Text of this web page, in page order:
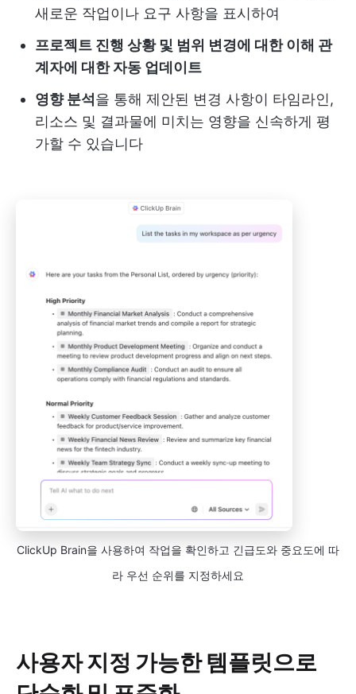
새로운 작업이나 요구 사항을 표시하여
프로젝트 진행 상황 및 범위 변경에 대한 이해 관
계자에 대한 자동 업데이트
영향 분석을 통해 제안된 변경 사항이 타임라인,
리소스 및 결과물에 미치는 영향을 신속하게 평
가할 수 있습니다
ClickUp Brain을 사용하여 작업을 확인하고 긴급도와 중요도에 따
라 우선 순위를 지정하세요
사용자 지정 가능한 템플릿으로